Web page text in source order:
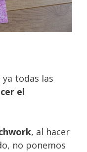
todas las
el
, al hacer
no ponemos